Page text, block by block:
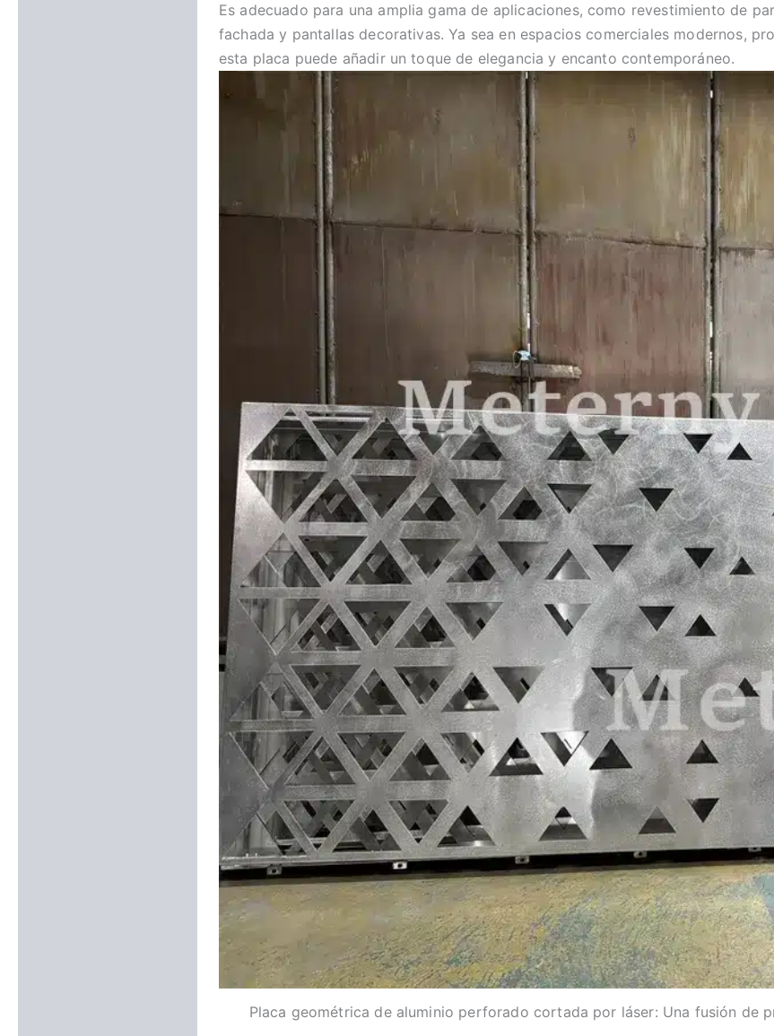
Es adecuado para una amplia gama de aplicaciones, como revestimiento de
fachada y pantallas decorativas. Ya sea en espacios comerciales modernos,
esta placa puede añadir un toque de elegancia y encanto contemporáneo.
Placa geométrica de aluminio perforado cortada por láser: Una fusión de